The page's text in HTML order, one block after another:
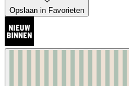
Opslaan in Favorieten